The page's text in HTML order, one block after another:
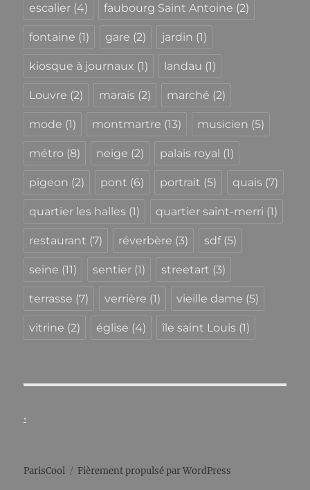
escalier (4) faubourg Saint Antoine (2)
fontaine (1) gare (2) jardin (1)
kiosque à journaux (1) landau (1)
Louvre (2) marais (2) marché (2)
mode (1) montmartre (13) musicien (5)
métro (8) neige (2) palais royal (1)
pigeon (2) pont (6) portrait (5) quais (7)
quartier les halles (1) quartier saint-merri (1)
restaurant (7) réverbère (3) sdf(5)
seine (11) sentier (1) streetart (3)
terrasse (7) verrière (1) vieille dame (5)
vitrine (2) église (4) île saint Louis (1)
.
ParisCool Fièrement propulsé par WordPress